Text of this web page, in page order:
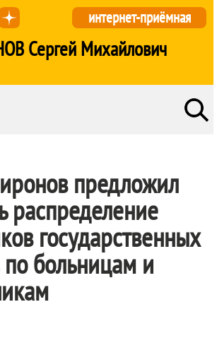
Сергей Михайлович
интернет-приёмная
предложил
распределение
государственных
больницам и